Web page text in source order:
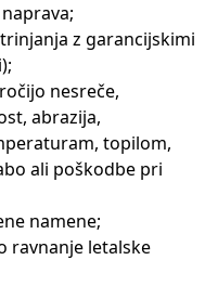
z garancijskimi
nesreče,
abrazija,
topilom,
ali poškodbe pri
namene;
ravnanje letalske